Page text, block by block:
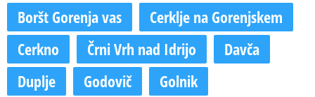
Boršt Gorenja vas
Cerklje na Gorenjskem
Cerkno
Črni Vrh nad Idrijo
Davča
Duplje
Godovič
Golnik